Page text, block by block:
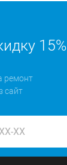
15%
ремонт
сайт